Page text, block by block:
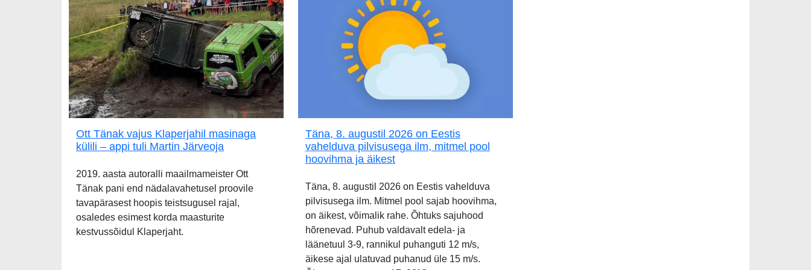
Ott Tänak vajus Klaperjahil masinaga
külili – appi tuli Martin Järveoja
2019. aasta autoralli maailmameister Ott
Tänak pani end nädalavahetusel proovile
tavapärasest hoopis teistsugusel rajal,
osaledes esimest korda maasturite
kestvussõidul Klaperjaht.
Täna, 8. augustil 2026 on Eestis
vahelduva pilvisusega ilm, mitmel pool
hoovihma ja äikest
Täna, 8. augustil 2026 on Eestis vahelduva
pilvisusega ilm. Mitmel pool sajab hoovihma,
on äikest, võimalik rahe. Õhtuks sajuhood
hõrenevad. Puhub valdavalt edela- ja
läänetuul 3-9, rannikul puhanguti 12 m/s,
äikese ajal ulatuvad puhanud üle 15 m/s.